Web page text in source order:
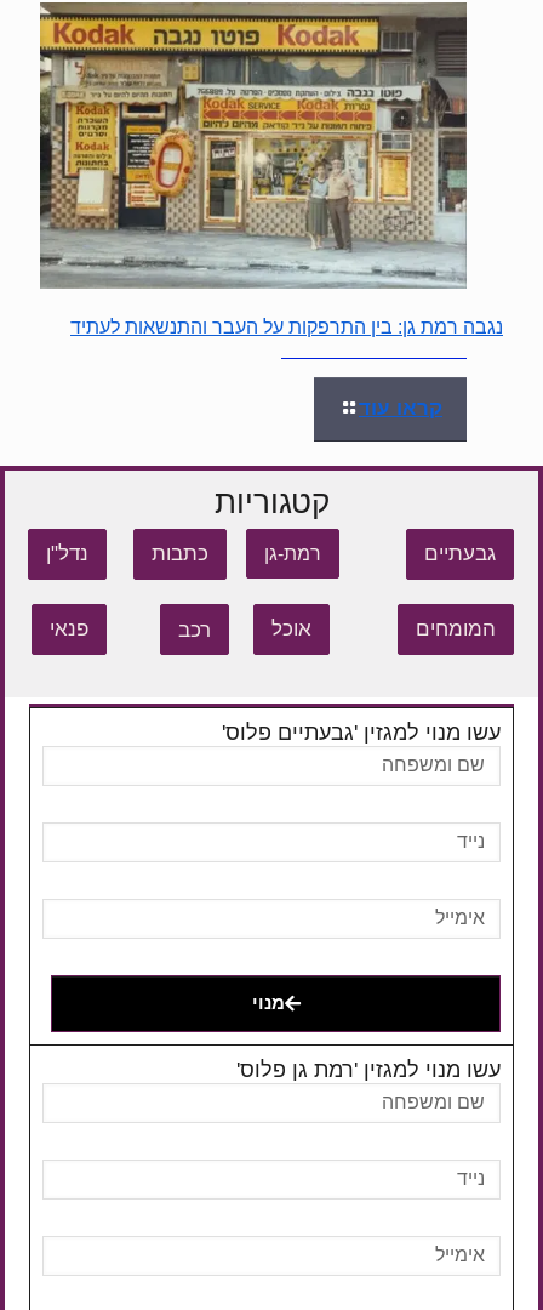
נגבה רמת גן: בין התרפקות על העבר והתנשאות לעתיד
קראו עוד
קטגוריות
גבעתיים רמת-גן כתבות נדל"ן
המומחים אוכל רכב פנאי
עשו מנוי למגזין 'גבעתיים פלוס'
מנוי
עשו מנוי למגזין 'רמת גן פלוס'